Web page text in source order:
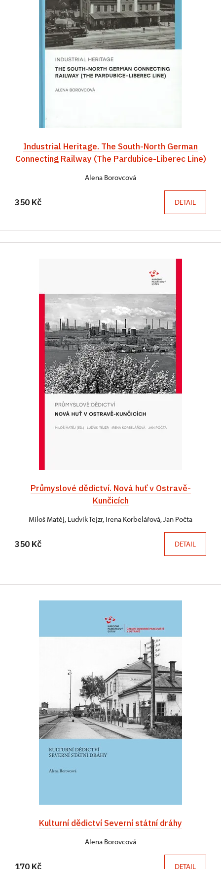
Industrial Heritage. The South-North German
Connecting Railway (The Pardubice-Liberec Line)
Alena Borovcová
350 Kč DETAIL
Průmyslové dědictví. Nová huť v Ostravě-
Kunčicích
Miloš Matěj, Ludvík Tejzr, Irena Korbelářová, Jan Počta
350 Kč DETAIL
Kulturní dědictví Severní státní dráhy
Alena Borovcová
170 Kč DETAIL